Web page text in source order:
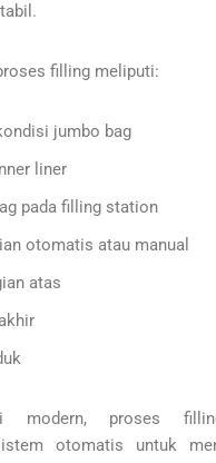
filling meliputi:
jumbo bag
liner
pada filling station
otomatis atau manual
atas
modern, proses
otomatis untuk